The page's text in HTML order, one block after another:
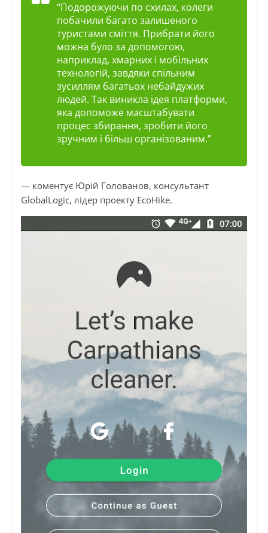
“Подорожуючи по схилах, колеги
побачили багато залишеного
туристами сміття. Прибрати його
можна було за допомогою,
наприклад, хмарних і мобільних
технологій, завдяки спільним
зусиллям багатьох небайдужих
людей. Так виникла ідея платформи,
яка допоможе масштабувати
процес збирання, зробити його
зручним і більш організованим.”
— коментує Юрій Голованов, консультант
GlobalLogic, лідер проекту EcoHike.